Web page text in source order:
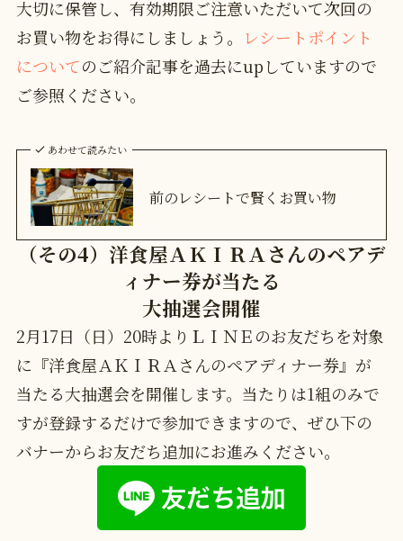
大切に保管し、有効期限ご注意いただいて次回の
お買い物をお得にしましょう。 レシートポイント
についてのご紹介記事を過去にupしていますので
ご参照ください。
あわせて読みたい
前のレシートで賢くお買い物
（その4）洋食屋ＡＫＩＲＡさんのペアデ
ィナー券が当たる
大抽選会開催
2月17日（日）20時よりＬＩＮＥのお友だちを対象
に『洋食屋ＡＫＩＲＡさんのペアディナー券』が
当たる大抽選会を開催します。当たりは1組のみで
すが登録するだけで参加できますので、ぜひ下の
バナーからお友だち追加にお進みください。